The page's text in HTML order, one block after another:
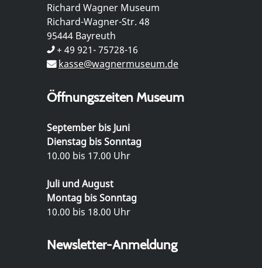
Richard Wagner Museum
Richard-Wagner-Str. 48
95444 Bayreuth
+ 49 921- 75728-16
kasse@wagnermuseum.de
Öffnungszeiten Museum
September bis Juni
Dienstag bis Sonntag
10.00 bis 17.00 Uhr
Juli und August
Montag bis Sonntag
10.00 bis 18.00 Uhr
Newsletter-Anmeldung